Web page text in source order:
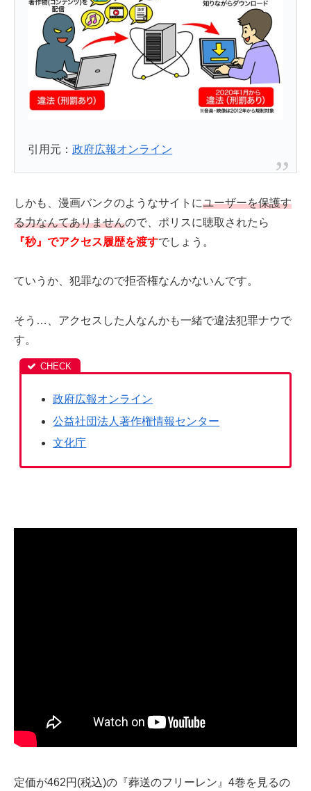
引用元：政府広報オンライン
しかも、漫画バンクのようなサイトにユーザーを保護す
る力なんてありませんので、ポリスに聴取されたら
『秒』でアクセス履歴を渡すでしょう。
ていうか、犯罪なので拒否権なんかないんです。
そう…、アクセスした人なんかも一緒で違法犯罪ナウで
す。
政府広報オンライン
公益社団法人著作権情報センター
文化庁
定価が462円(税込)の『葬送のフリーレン』4巻を見るの